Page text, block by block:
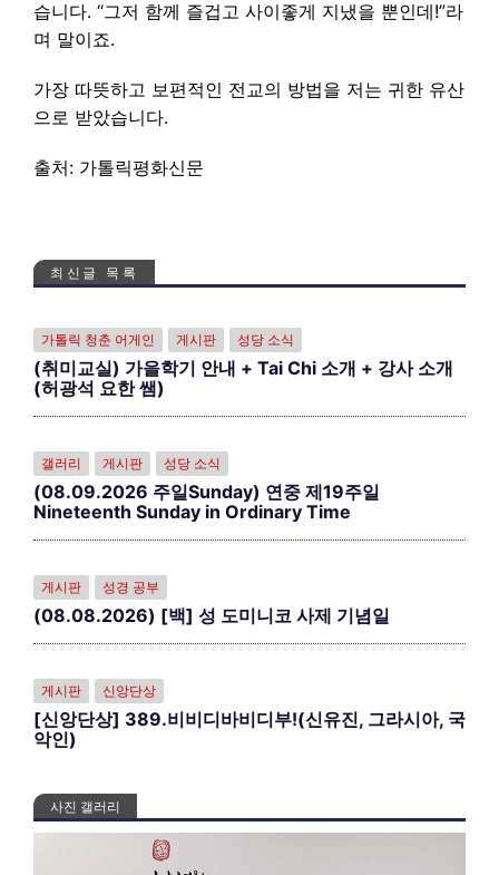
습니다. “그저 함께 즐겁고 사이좋게 지냈을 뿐인데!”라
며 말이죠.
가장 따뜻하고 보편적인 전교의 방법을 저는 귀한 유산
으로 받았습니다.
출처: 가톨릭평화신문
최신글 목록
가톨릭 청춘 어게인 게시판 성당 소식
(취미교실) 가을학기 안내 + Tai Chi 소개 + 강사 소개
(허광석 요한 쌤)
갤러리 게시판 성당 소식
(08.09.2026 주일Sunday) 연중 제19주일
Nineteenth Sunday in Ordinary Time
게시판 성경 공부
(08.08.2026) [백] 성 도미니코 사제 기념일
게시판 신앙단상
[신앙단상] 389.비비디바비디부!(신유진, 그라시아, 국
악인)
사진 갤러리